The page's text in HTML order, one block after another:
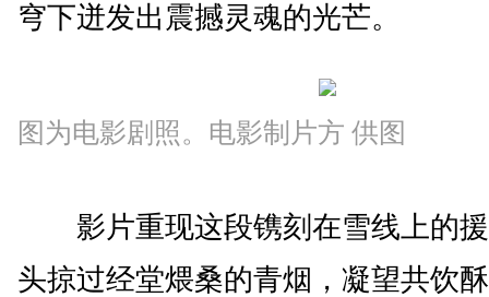
穹下迸发出震撼灵魂的光芒。
图为电影剧照。电影制片方 供图
影片重现这段镌刻在雪线上的援
头掠过经堂煨桑的青烟，凝望共饮